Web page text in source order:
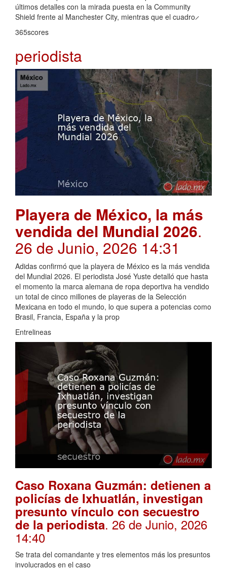
últimos detalles con la mirada puesta en la Community
Shield frente al Manchester City, mientras que el cuadro ̷
365scores
periodista
Playera de México, la más
vendida del Mundial 2026.
26 de Junio, 2026 14:31
Adidas confirmó que la playera de México es la más vendida
del Mundial 2026. El periodista José Yuste detalló que hasta
el momento la marca alemana de ropa deportiva ha vendido
un total de cinco millones de playeras de la Selección
Mexicana en todo el mundo, lo que supera a potencias como
Brasil, Francia, España y la prop
Entrelineas
Caso Roxana Guzmán: detienen a
policías de Ixhuatlán, investigan
presunto vínculo con secuestro
de la periodista. 26 de Junio, 2026
14:40
Se trata del comandante y tres elementos más los presuntos
involucrados en el caso